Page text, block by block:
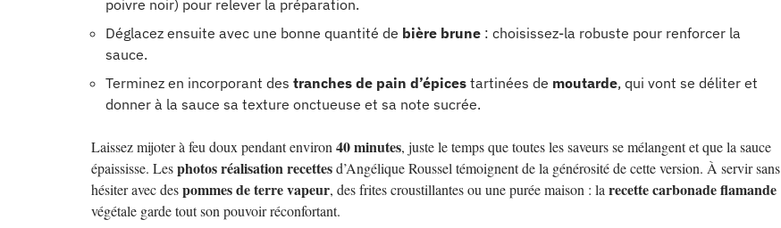
poivre noir) pour relever la préparation.
Déglacez ensuite avec une bonne quantité de bière brune : choisissez-la robuste pour renforcer la
sauce.
Terminez en incorporant des tranches de pain d’épices tartinées de moutarde, qui vont se déliter et
donner à la sauce sa texture onctueuse et sa note sucrée.
Laissez mijoter à feu doux pendant environ 40 minutes, juste le temps que toutes les saveurs se mélangent et que la sauce
épaississe. Lesphotos réalisation recettesd’Angélique Roussel témoignent de la générosité de cette version. À servir sans
hésiter avec despommes de terre vapeur, des frites croustillantes ou une purée maison : la recette carbonade flamande
végétale garde tout son pouvoir réconfortant.